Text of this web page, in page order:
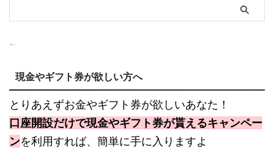
現金やギフト券が欲しい方へ
とりあえずお金やギフト券が欲しいあなた！
口座開設だけで現金やギフト券が貰えるキャンペー
ンを利用すれば、簡単に手に入りますよ